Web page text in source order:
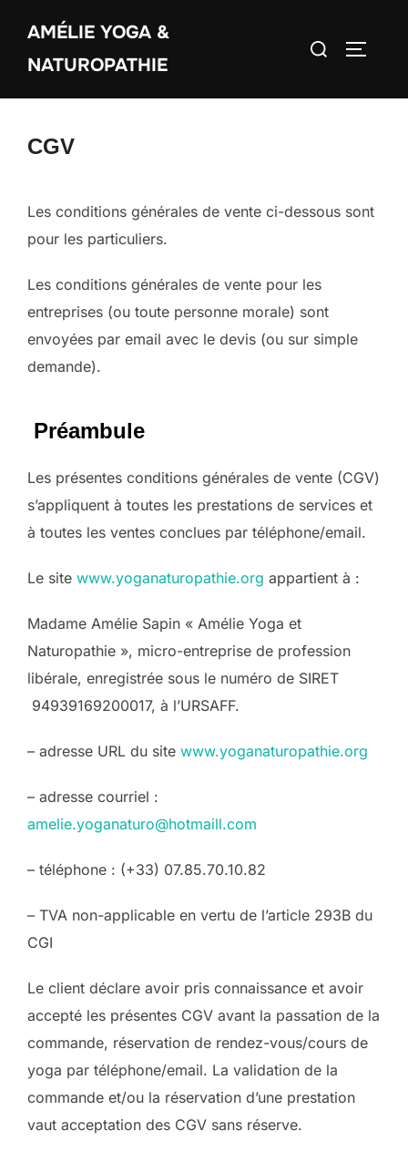
contenu
AMÉLIE YOGA &
NATUROPATHIE
Rechercher :
CGV
Les conditions générales de vente ci-dessous sont
pour les particuliers.
Les conditions générales de vente pour les
entreprises (ou toute personne morale) sont
envoyées par email avec le devis (ou sur simple
demande).
Préambule
Les présentes conditions générales de vente (CGV)
s’appliquent à toutes les prestations de services et
à toutes les ventes conclues par téléphone/email.
Le site www.yoganaturopathie.org appartient à :
Madame Amélie Sapin « Amélie Yoga et
Naturopathie », micro-entreprise de profession
libérale, enregistrée sous le numéro de SIRET
94939169200017, à l’URSAFF.
– adresse URL du site www.yoganaturopathie.org
– adresse courriel :
amelie.yoganaturo@hotmaill.com
– téléphone : (+33) 07.85.70.10.82
– TVA non-applicable en vertu de l’article 293B du
CGI
Le client déclare avoir pris connaissance et avoir
accepté les présentes CGV avant la passation de la
commande, réservation de rendez-vous/cours de
yoga par téléphone/email. La validation de la
commande et/ou la réservation d’une prestation
vaut acceptation des CGV sans réserve.